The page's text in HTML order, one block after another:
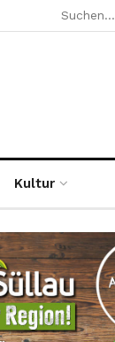
Kultur